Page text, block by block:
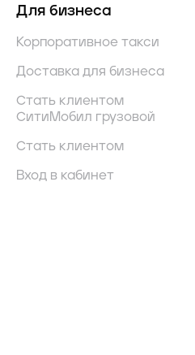
Для бизнеса
Корпоративное такси
Доставка для бизнеса
Стать клиентом
СитиМобил грузовой
Стать клиентом
Вход в кабинет